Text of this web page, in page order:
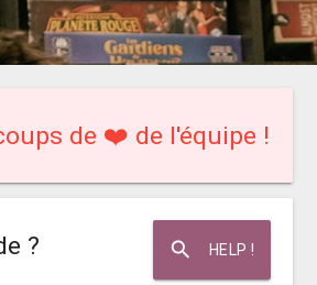
de ❤️ de l'équipe !
search HELP !
?